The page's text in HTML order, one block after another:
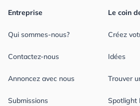
Entreprise
Qui sommes-nous?
Contactez-nous
Annoncez avec nous
Submissions
Le coin
Créez
Idées
Trouver
Spotlight